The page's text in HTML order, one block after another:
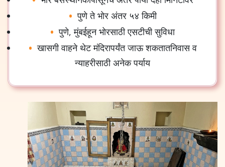
पुणे ते भोर अंतर ५४ किमी
पुणे, मुंबईहून भोरसाठी एसटीची सुविधा
खासगी वाहने थेट मंदिरापर्यंत जाऊ शकतातनिवास व
न्याहरीसाठी अनेक पर्याय